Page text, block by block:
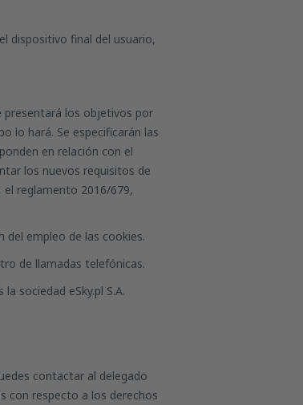
dispositivo final del usuario,
presentará los objetivos por
lo hará. Se especificarán las
en relación con el
los nuevos requisitos de
reglamento 2016/679,
del empleo de las cookies.
de llamadas telefónicas.
sociedad eSky.pl S.A.
contactar al delegado
con respecto a los derechos